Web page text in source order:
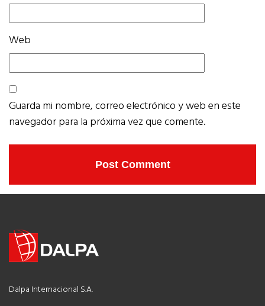
Web
Guarda mi nombre, correo electrónico y web en este
navegador para la próxima vez que comente.
Dalpa Internacional S.A.